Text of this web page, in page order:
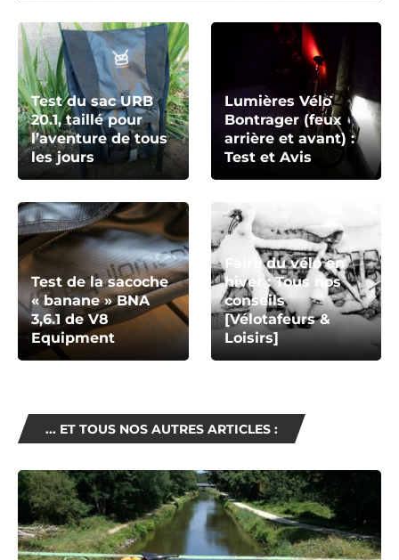
Test du sac URB
20.1, taillé pour
l’aventure de tous
les jours
Lumières Vélo
Bontrager (feux
arrière et avant) :
Test et Avis
Test de la sacoche
« banane » BNA
3,6.1 de V8
Equipment
Faire du vélo en
hiver : Tous nos
conseils
[Vélotafeurs &
Loisirs]
... ET TOUS NOS AUTRES ARTICLES :